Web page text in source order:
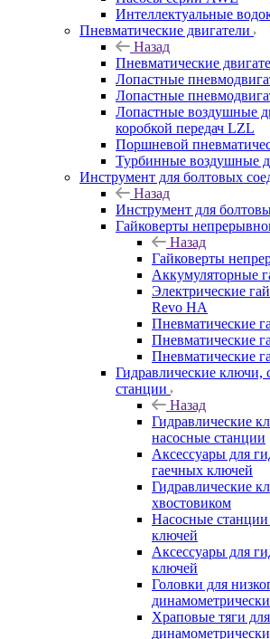
Интеллектуальные
Пневматические двигатели
Назад
Пневматические
Лопастные
Лопастные
Лопастные воздушные
коробкой передач LZL
Поршневой
Турбинные воздушные
Инструмент для болтовых
Назад
Инструмент для
Гайковерты
Назад
Гайковерты
Аккумуляторные
Электрические
Revo HA
Пневматические
Пневматические
Пневматические
Гидравлические ключи,
станции
Назад
Гидравлические
насосные станции
Аксессуары для
гаечных ключей
Гидравлические
хвостовиком
Насосные станции
ключей
Аксессуары для
ключей
Головки для
Храповые тяги